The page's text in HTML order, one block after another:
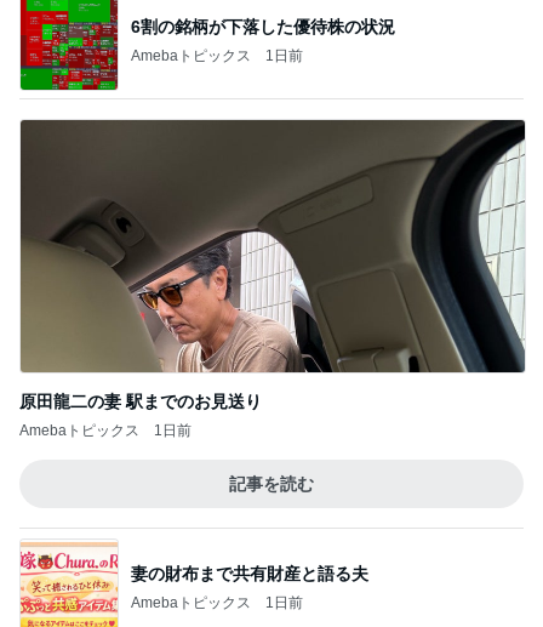
6割の銘柄が下落した優待株の状況
Amebaトピックス 1日前
原田龍二の妻 駅までのお見送り
Amebaトピックス 1日前
記事を読む
妻の財布まで共有財産と語る夫
Amebaトピックス 1日前